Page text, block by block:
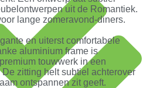
uit de Romantiek.
lange zomeravond-diners.
en uiterst comfortabele
aluminium frame is
touwwerk in een
zitting helt subtiel achterover
ontspannen zit geeft.